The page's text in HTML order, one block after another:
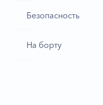
Безопасность
На борту